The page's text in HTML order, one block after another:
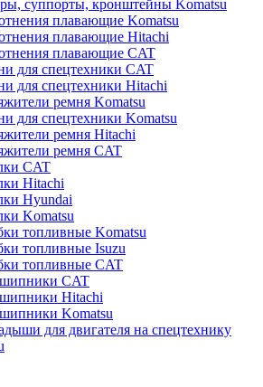
суппорты, кронштейны Komatsu
плавающие Komatsu
плавающие Hitachi
плавающие CAT
для спецтехники CAT
для спецтехники Hitachi
ремня Komatsu
для спецтехники Komatsu
ремня Hitachi
ремня CAT
CAT
Hitachi
Hyundai
Komatsu
топливные Komatsu
топливные Isuzu
топливные CAT
CAT
Hitachi
Komatsu
для двигателя на спецтехнику